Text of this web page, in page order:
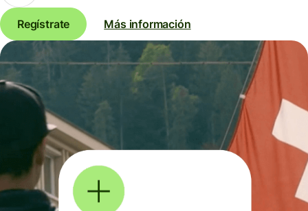
Regístrate Más información